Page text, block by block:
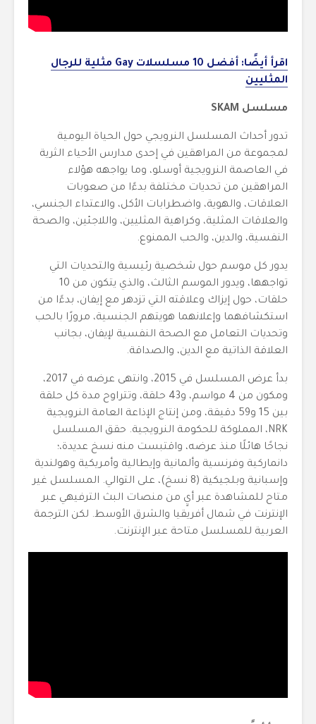
اقرأ أيضًا: أفضل 10 مسلسلات Gay مثلية للرجال
المثليين
مسلسل SKAM
تدور أحداث المسلسل النرويجي حول الحياة اليومية
لمجموعة من المراهقين في إحدى مدارس الأحياء الثرية
في العاصمة النرويجية أوسلو، وما يواجهه هؤلاء
المراهقين من تحديات مختلفة بدءًا من صعوبات
العلاقات، والهوية، واضطرابات الأكل، والاعتداء الجنسي،
والعلاقات المثلية، وكراهية المثليين، واللاجئين، والصحة
النفسية، والدين، والحب الممنوع.
يدور كل موسم حول شخصية رئيسية والتحديات التي
تواجهها، ويدور الموسم الثالث، والذي يتكون من 10
حلقات، حول إيزاك وعلاقته التي تزدهر مع إيفان، بدءًا من
استكشافهما وإعلانهما هويتهم الجنسية، مرورًا بالحب
وتحديات التعامل مع الصحة النفسية لإيفان، بجانب
العلاقة الذاتية مع الدين، والصداقة.
بدأ عرض المسلسل في 2015، وانتهى عرضه في 2017،
ومكون من 4 مواسم، و43 حلقة، وتتراوح مدة كل حلقة
بين 15 و59 دقيقة، ومن إنتاج الإذاعة العامة النرويجية
NRK، المملوكة للحكومة النرويجية. حقق المسلسل
نجاحًا هائلًا منذ عرضه، واقتبست منه نسخ عديدة،؛
دانماركية وفرنسية وألمانية وإيطالية وأمريكية وهولندية
وإسبانية وبلجيكية (8 نسخ)، على التوالي. المسلسل غير
متاح للمشاهدة عبر أيٍ من منصات البث الترفيهي عبر
الإنترنت في شمال أفريقيا والشرق الأوسط. لكن الترجمة
العربية للمسلسل متاحة عبر الإنترنت.